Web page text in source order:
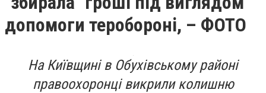
допомоги теробороні, – ФОТО
На Київщині в Обухівському районі
правоохоронці викрили колишню